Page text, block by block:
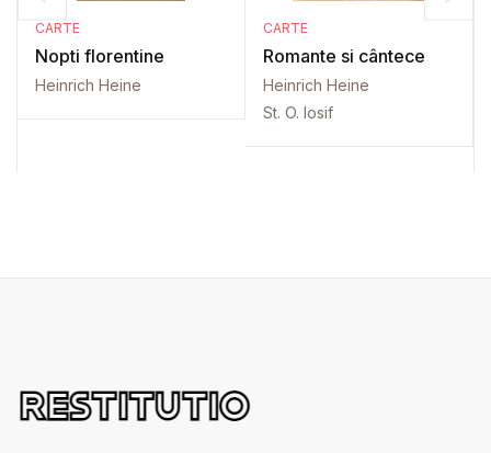
CARTE
Nopti florentine
Heinrich Heine
CARTE
Romante si cântece
Heinrich Heine
St. O. Iosif